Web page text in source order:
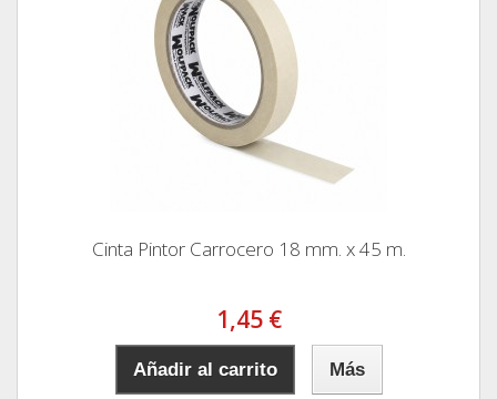
Cinta Pintor Carrocero 18 mm. x 45 m.
1,45 €
Añadir al carrito Más